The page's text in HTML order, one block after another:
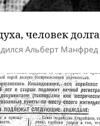
человек долга
Альберт Манфред